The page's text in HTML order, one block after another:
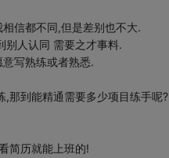
信都不同,但是差别也不大.
别人认同 需要之才事料.
写熟练或者熟悉.
,那到能精通需要多少项目练手呢?
简历就能上班的!